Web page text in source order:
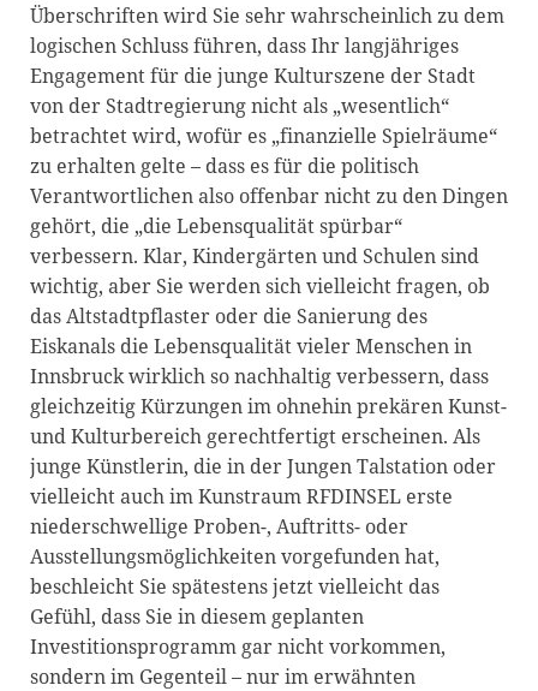
Überschriften wird Sie sehr wahrscheinlich zu dem
logischen Schluss führen, dass Ihr langjähriges
Engagement für die junge Kulturszene der Stadt
von der Stadtregierung nicht als „wesentlich“
betrachtet wird, wofür es „finanzielle Spielräume“
zu erhalten gelte – dass es für die politisch
Verantwortlichen also offenbar nicht zu den Dingen
gehört, die „die Lebensqualität spürbar“
verbessern. Klar, Kindergärten und Schulen sind
wichtig, aber Sie werden sich vielleicht fragen, ob
das Altstadtpflaster oder die Sanierung des
Eiskanals die Lebensqualität vieler Menschen in
Innsbruck wirklich so nachhaltig verbessern, dass
gleichzeitig Kürzungen im ohnehin prekären Kunst-
und Kulturbereich gerechtfertigt erscheinen. Als
junge Künstlerin, die in der Jungen Talstation oder
vielleicht auch im Kunstraum RFDINSEL erste
niederschwellige Proben-, Auftritts- oder
Ausstellungsmöglichkeiten vorgefunden hat,
beschleicht Sie spätestens jetzt vielleicht das
Gefühl, dass Sie in diesem geplanten
Investitionsprogramm gar nicht vorkommen,
sondern im Gegenteil – nur im erwähnten